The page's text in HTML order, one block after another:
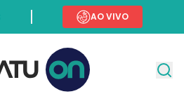
AO VIVO